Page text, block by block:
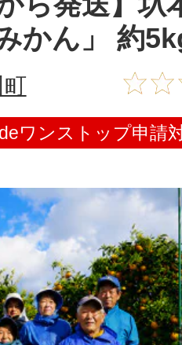
かん」 約
ワンストップ申請